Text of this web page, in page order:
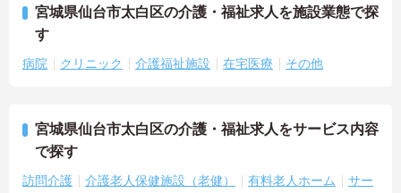
宮城県仙台市太白区の介護・福祉求人を施設業態で探
す
病院 クリニック 介護福祉施設 在宅医療 その他
宮城県仙台市太白区の介護・福祉求人をサービス内容
で探す
訪問介護 介護老人保健施設（老健） 有料老人ホーム
サー